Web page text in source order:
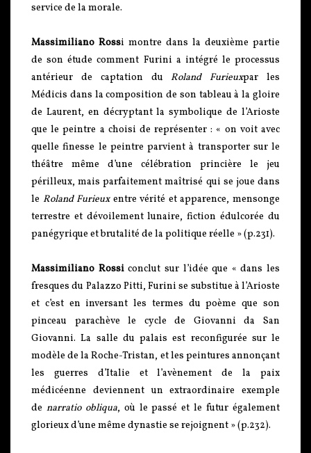
service de la morale.
Massimiliano Rossi montre dans la deuxième partie
de son étude comment Furini a intégré le processus
antérieur de captation du Roland Furieuxpar les
Médicis dans la composition de son tableau à la gloire
de Laurent, en décryptant la symbolique de l’Arioste
que le peintre a choisi de représenter : « on voit avec
quelle finesse le peintre parvient à transporter sur le
théâtre même d’une célébration princière le jeu
périlleux, mais parfaitement maîtrisé qui se joue dans
le Roland Furieuxentre vérité et apparence, mensonge
terrestre et dévoilement lunaire, fiction édulcorée du
panégyrique et brutalité de la politique réelle » (p.231).
Massimiliano Rossiconclut sur l’idée que « dans les
fresques du Palazzo Pitti, Furini se substitue à l’Arioste
et c’est en inversant les termes du poème que son
pinceau parachève le cycle de Giovanni da San
Giovanni. La salle du palais est reconfigurée sur le
modèle de la Roche-Tristan, et les peintures annonçant
les guerres d’Italie et l’avènement de la paix
médicéenne deviennent un extraordinaire exemple
de narratio obliqua, où le passé et le futur également
glorieux d’une même dynastie se rejoignent » (p.232).